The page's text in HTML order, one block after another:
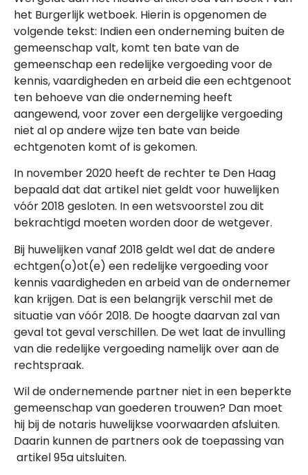
het Burgerlijk wetboek. Hierin is opgenomen de
volgende tekst: Indien een onderneming buiten de
gemeenschap valt, komt ten bate van de
gemeenschap een redelijke vergoeding voor de
kennis, vaardigheden en arbeid die een echtgenoot
ten behoeve van die onderneming heeft
aangewend, voor zover een dergelijke vergoeding
niet al op andere wijze ten bate van beide
echtgenoten komt of is gekomen.
In november 2020 heeft de rechter te Den Haag
bepaald dat dat artikel niet geldt voor huwelijken
vóór 2018 gesloten. In een wetsvoorstel zou dit
bekrachtigd moeten worden door de wetgever.
Bij huwelijken vanaf 2018 geldt wel dat de andere
echtgen(o)ot(e) een redelijke vergoeding voor
kennis vaardigheden en arbeid van de ondernemer
kan krijgen. Dat is een belangrijk verschil met de
situatie van vóór 2018. De hoogte daarvan zal van
geval tot geval verschillen. De wet laat de invulling
van die redelijke vergoeding namelijk over aan de
rechtspraak.
Wil de ondernemende partner niet in een beperkte
gemeenschap van goederen trouwen? Dan moet
hij bij de notaris huwelijkse voorwaarden afsluiten.
Daarin kunnen de partners ook de toepassing van
artikel 95a uitsluiten.